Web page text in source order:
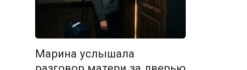
Марина услышала